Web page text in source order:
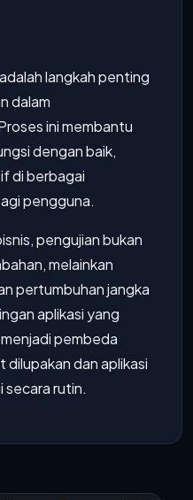
langkah penting
dalam
ini membantu
dengan baik,
di berbagai
pengguna.
pengujian bukan
melainkan
pertumbuhan jangka
aplikasi yang
pembeda
dan aplikasi
secara rutin.